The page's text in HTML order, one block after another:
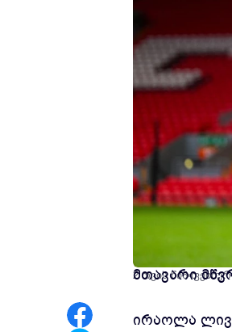
2 თვის წინ
მთავარი
ირაოლა